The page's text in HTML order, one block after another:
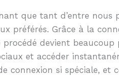
que tant d’entre nous
préférés. Grâce à la
procédé devient
et accéder
connexion si spéciale,